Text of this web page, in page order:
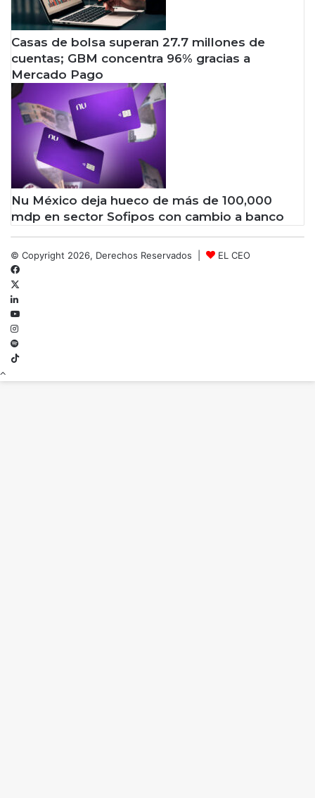
Casas de bolsa superan 27.7 millones de
cuentas; GBM concentra 96% gracias a
Mercado Pago
Nu México deja hueco de más de 100,000
mdp en sector Sofipos con cambio a banco
© Copyright 2026, Derechos Reservados |
EL CEO
Spotify